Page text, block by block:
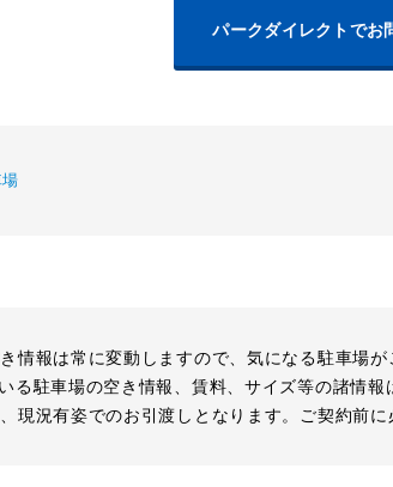
パークダイレクトでお
情報は常に変動しますので、気になる駐車場
る駐車場の空き情報、賃料、サイズ等の諸情報
現況有姿でのお引渡しとなります。ご契約前に